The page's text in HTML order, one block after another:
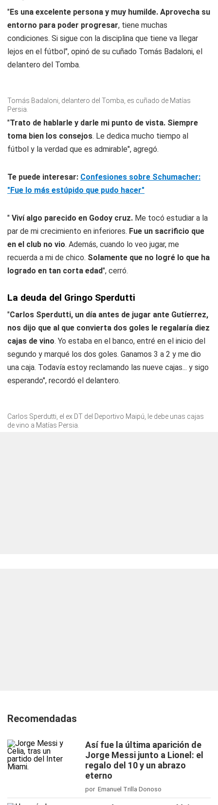
"Es una excelente persona y muy humilde. Aprovecha su
entorno para poder progresar, tiene muchas
condiciones. Si sigue con la disciplina que tiene va llegar
lejos en el fútbol", opinó de su cuñado Tomás Badaloni, el
delantero del Tomba.
Tomás Badaloni, delantero del Tomba, es cuñado de Matías
Persia.
"Trato de hablarle y darle mi punto de vista. Siempre
toma bien los consejos. Le dedica mucho tiempo al
fútbol y la verdad que es admirable", agregó.
Te puede interesar: Confesiones sobre Schumacher:
"Fue lo más estúpido que pudo hacer"
" Viví algo parecido en Godoy cruz. Me tocó estudiar a la
par de mi crecimiento en inferiores. Fue un sacrificio que
en el club no vio. Además, cuando lo veo jugar, me
recuerda a mi de chico. Solamente que no logré lo que ha
logrado en tan corta edad", cerró.
La deuda del Gringo Sperdutti
"Carlos Sperdutti, un día antes de jugar ante Gutíerrez,
nos dijo que al que convierta dos goles le regalaría diez
cajas de vino. Yo estaba en el banco, entré en el inicio del
segundo y marqué los dos goles. Ganamos 3 a 2 y me dio
una caja. Todavía estoy reclamando las nueve cajas... y sigo
esperando", recordó el delantero.
Carlos Sperdutti, el ex DT del Deportivo Maipú, le debe unas cajas
de vino a Matías Persia.
Recomendadas
Así fue la última aparición de
Jorge Messi junto a Lionel: el
regalo del 10 y un abrazo
eterno
por Emanuel Trilla Donoso